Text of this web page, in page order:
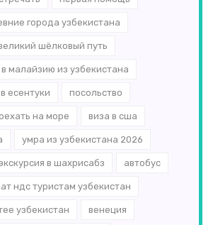
города узбекистана
шёлковый путь
малайзию из узбекистана
есентуки посольство
на море виза в сша
умра из узбекистана 2026
в шахрисабз автобус
ндс туристам узбекистан
узбекистан венеция